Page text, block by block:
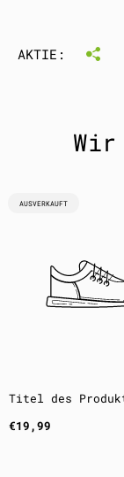
AKTIE:
PRODUKTBEZEICHNUNG:
AUSVERKAUFT
Titel des
Regulärer
€19,99